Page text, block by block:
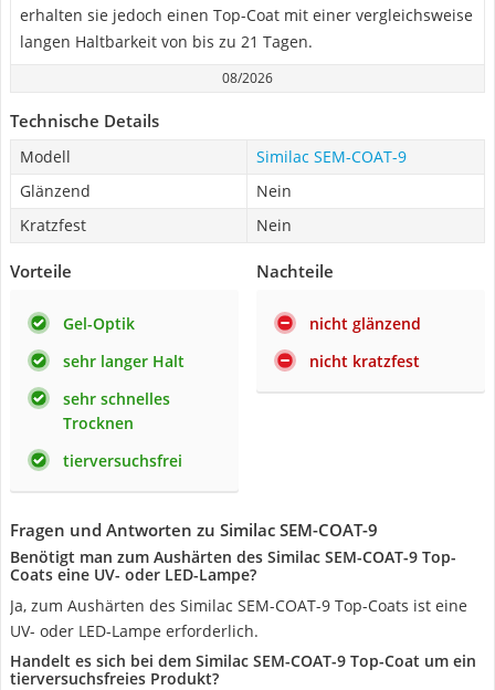
erhalten sie jedoch einen Top-Coat mit einer vergleichsweise
langen Haltbarkeit von bis zu 21 Tagen.
08/2026
Technische Details
Modell
Similac SEM-COAT-9
Glänzend
Nein
Kratzfest
Nein
Vorteile
Gel-Optik
sehr langer Halt
sehr schnelles
Trocknen
tierversuchsfrei
Nachteile
nicht glänzend
nicht kratzfest
Fragen und Antworten zu Similac SEM-COAT-9
Benötigt man zum Aushärten des Similac SEM-COAT-9 Top-
Coats eine UV- oder LED-Lampe?
Ja, zum Aushärten des Similac SEM-COAT-9 Top-Coats ist eine
UV- oder LED-Lampe erforderlich.
Handelt es sich bei dem Similac SEM-COAT-9 Top-Coat um ein
tierversuchsfreies Produkt?